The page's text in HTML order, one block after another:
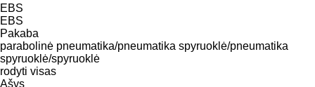
EBS
EBS
Pakaba
parabolinė pneumatika/pneumatika spyruoklė/pneumatika
spyruoklė/spyruoklė
rodyti visas
Ašys